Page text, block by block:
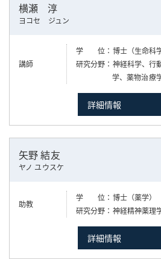
横瀬 淳
ヨコセ ジュン
講師
学 位
博士（生命科学
研究分野
神経科学、行
学、薬物治療
詳細情報
矢野 結友
ヤノ ユウスケ
助教
学 位
博士（薬学）
研究分野
神経精神薬理
詳細情報